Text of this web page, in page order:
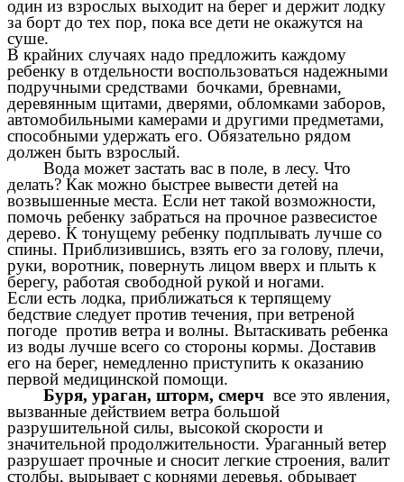
один из взрослых выходит на берег и держит лодку
за борт до тех пор, пока все дети не окажутся на
суше.
В крайних случаях надо предложить каждому
ребенку в отдельности воспользоваться надежными
подручными средствами бочками, бревнами,
деревянным щитами, дверями, обломками заборов,
автомобильными камерами и другими предметами,
способными удержать его. Обязательно рядом
должен быть взрослый.
Вода может застать вас в поле, в лесу. Что
делать? Как можно быстрее вывести детей на
возвышенные места. Если нет такой возможности,
помочь ребенку забраться на прочное развесистое
дерево. К тонущему ребенку подплывать лучше со
спины. Приблизившись, взять его за голову, плечи,
руки, воротник, повернуть лицом вверх и плыть к
берегу, работая свободной рукой и ногами.
Если есть лодка, приближаться к терпящему
бедствие следует против течения, при ветреной
погоде против ветра и волны. Вытаскивать ребенка
из воды лучше всего со стороны кормы. Доставив
его на берег, немедленно приступить к оказанию
первой медицинской помощи.
Буря, ураган, шторм, смерч все это явления,
вызванные действием ветра большой
разрушительной силы, высокой скорости и
значительной продолжительности. Ураганный ветер
разрушает прочные и сносит легкие строения, валит
столбы, вырывает с корнями деревья, обрывает